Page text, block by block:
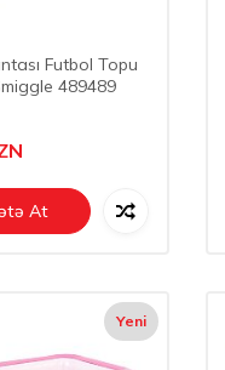
Futbol Topu
489489
At
Yeni